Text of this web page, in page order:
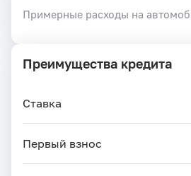
Примерные расходы на
Преимущества кредита
Ставка
Первый взнос